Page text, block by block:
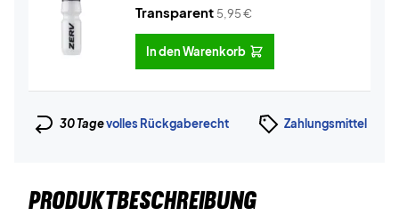
Transparent 5,95€
In den Warenkorb
30 Tagevolles Rückgaberecht Zahlungsmittel
PRODUKTBESCHREIBUNG